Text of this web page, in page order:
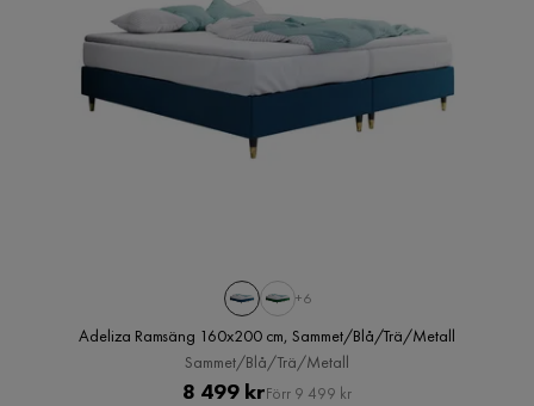
+6
Adeliza Ramsäng 160x200 cm, Sammet/Blå/Trä/Metall
Sammet/Blå/Trä/Metall
Pris
8 499 krOriginal
Förr 9 499 kr